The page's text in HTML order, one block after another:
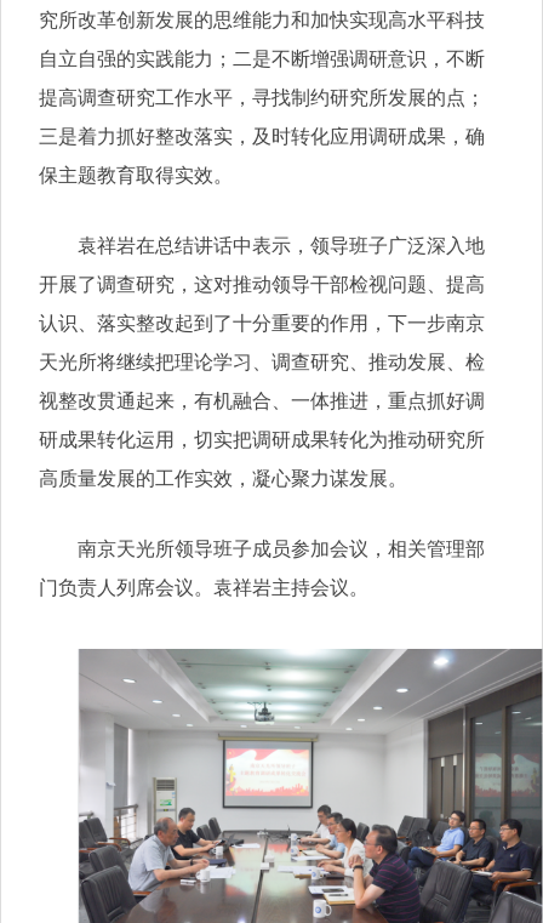
究所改革创新发展的思维能力和加快实现高水平科技
自立自强的实践能力；二是不断增强调研意识，不断
提高调查研究工作水平，寻找制约研究所发展的点；
三是着力抓好整改落实，及时转化应用调研成果，确
保主题教育取得实效。
袁祥岩在总结讲话中表示，领导班子广泛深入地
开展了调查研究，这对推动领导干部检视问题、提高
认识、落实整改起到了十分重要的作用，下一步南京
天光所将继续把理论学习、调查研究、推动发展、检
视整改贯通起来，有机融合、一体推进，重点抓好调
研成果转化运用，切实把调研成果转化为推动研究所
高质量发展的工作实效，凝心聚力谋发展。
南京天光所领导班子成员参加会议，相关管理部
门负责人列席会议。袁祥岩主持会议。